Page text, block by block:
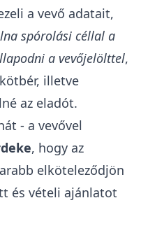
a vevő adatait,
spórolási céllal a
a vevőjelölttel,
illetve
az eladót.
- a vevővel
, hogy az
elköteleződjön
és vételi ajánlatot